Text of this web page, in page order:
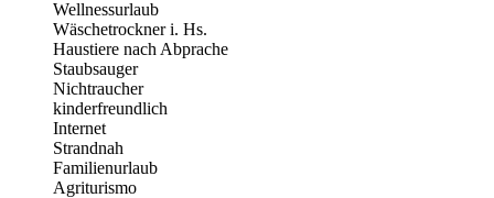
Wellnessurlaub
Wäschetrockner i. Hs.
Haustiere nach Abprache
Staubsauger
Nichtraucher
kinderfreundlich
Internet
Strandnah
Familienurlaub
Agriturismo